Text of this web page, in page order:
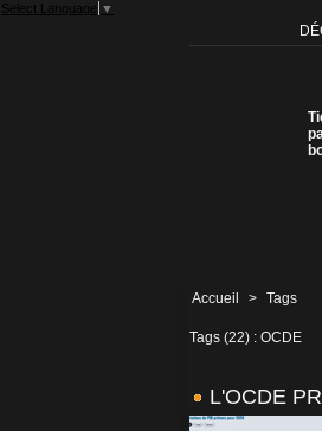
Select Language ▼
Accueil > Tags
Tags (22) : OCDE
L'OCDE